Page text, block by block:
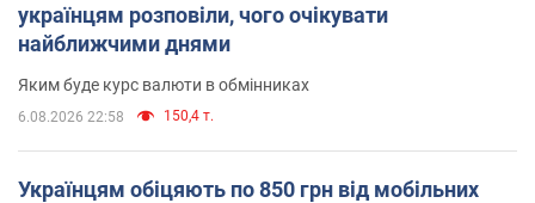
українцям розповіли, чого очікувати
найближчими днями
Яким буде курс валюти в обмінниках
6.08.2026 22:58 150,4 т.
Українцям обіцяють по 850 грн від мобільних